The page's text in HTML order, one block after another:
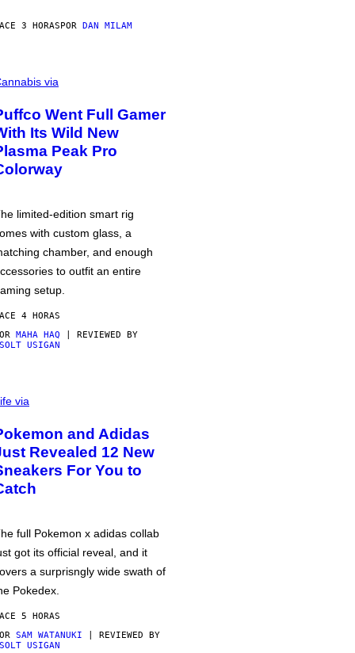
3 HORASPOR DAN MILAM
via
Went Full Gamer
Its Wild New
Peak Pro
limited-edition smart rig
with custom glass, a
chamber, and enough
to outfit an entire
setup.
4 HORAS
MAHA HAQ | REVIEWED BY
USIGAN
via
and Adidas
Revealed 12 New
For You to
full Pokemon x adidas collab
got its official reveal, and it
a surprisngly wide swath of
Pokedex.
5 HORAS
SAM WATANUKI | REVIEWED BY
USIGAN